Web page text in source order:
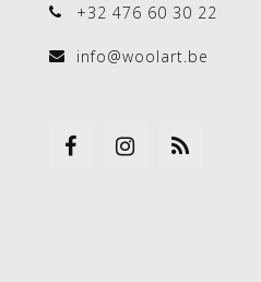
+32 476 60 30 22
info@woolart.be